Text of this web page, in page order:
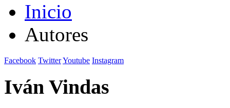
Inicio
Autores
Facebook TwitterYoutube Instagram
Iván Vindas